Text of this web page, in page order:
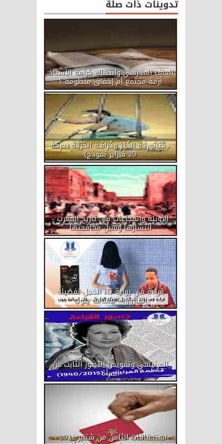
تدوينات ذات صلة
العنف المدرسي وانتهاك كرامة الأستاذ:
أزمة مجتمع أم إخفاق منظومة ؟
دِكْتَاتُورِيَّـة الخُبْـزِ وخُرَافَـة الحُرِّيَّـة (حركة
20 فبراير نموذج)
الأوبئة والمجاعات في تاريخ المغرب -
انتشارها وسبل مكافحتها
قراءة في رواية تاء الخجل لفضيلة
الفاروق - لأسامة يتوب
المرنيسي وتقويض التصور الثابت عن
المرأة
استحقاقات الثامن من شتنبر 2021 -